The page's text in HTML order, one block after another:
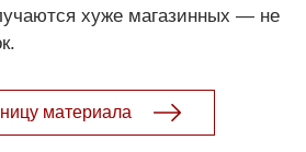
хуже магазинных — не
материала